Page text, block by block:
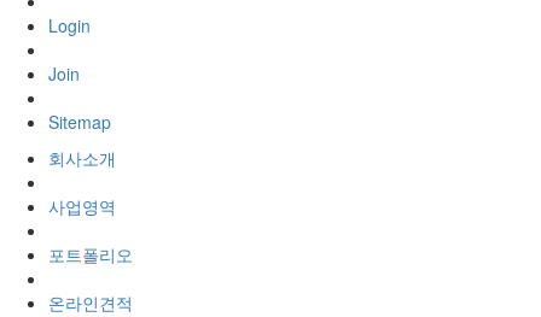
Login
Join
Sitemap
회사소개
사업영역
포트폴리오
온라인견적